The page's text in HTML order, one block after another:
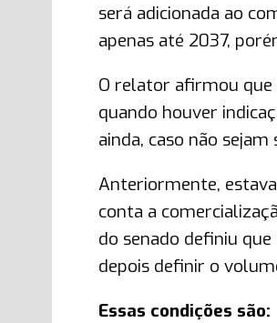
será adicionada ao
apenas até 2037,
O relator afirmou que
quando houver
ainda, caso não
Anteriormente,
conta a
do senado definiu
depois definir o
Essas condições são: